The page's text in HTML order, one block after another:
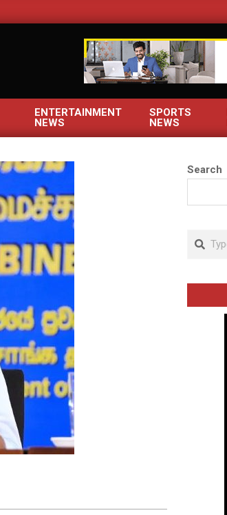
Primary
Menu
ENTERTAINMENT
NEWS
SPORTS
NEWS
Search
Search